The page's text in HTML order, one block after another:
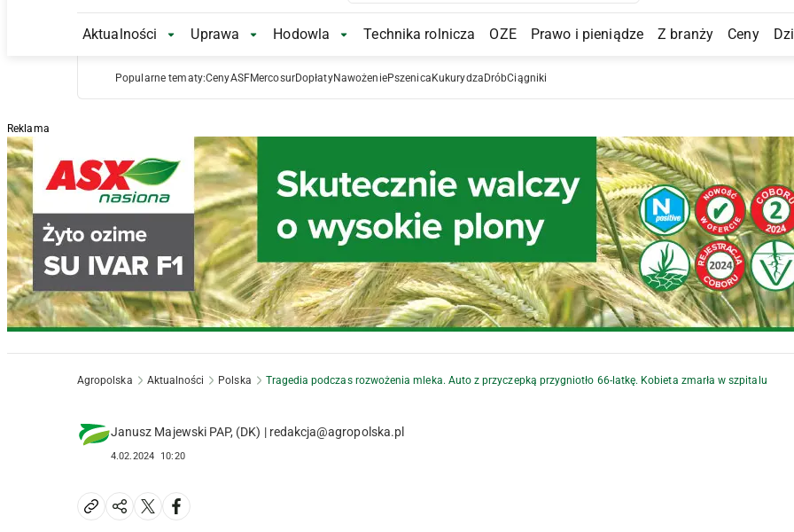
Main Navigation
Aktualności Aktualności Submenu
Uprawa Uprawa Submenu
Hodowla Hodowla Submenu
Technika rolnicza OZE Prawo i pieniądze Z branży Ceny
Popularne tematy:CenyASFMercosurDopłatyNawożeniePszenica Kukurydza DróbCiągniki
Reklama
Agropolska Aktualności Polska Tragedia podczas rozwożenia mleka. Auto z przyczepką przygniotło 66-latkę. Kobieta zmarła w szpitalu
Janusz Majewski PAP, (DK) | redakcja@agropolska.pl
4.02.2024 10:20